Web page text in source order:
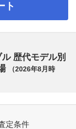
ト
歴代モデル別
（2026年8月 時
定条件